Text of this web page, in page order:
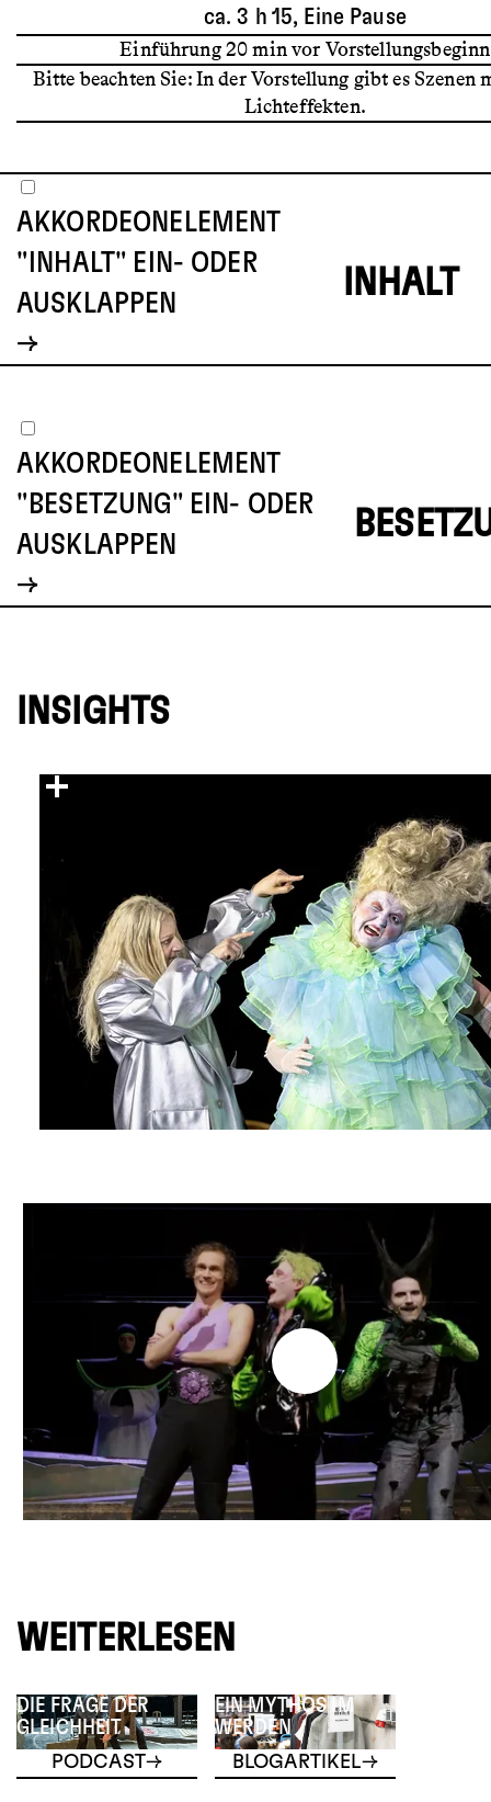
ca. 3 h 15, Eine Pause
Einführung 20 min vor Vorstellungsbeginn
Bitte beachten Sie: In der Vorstellung gibt es Szenen
Lichteffekten.
INHALT
AKKORDEONELEMENT
"INHALT" EIN- ODER
AUSKLAPPEN
AKKORDEONELEMENT
"BESETZUNG" EIN- ODER
AUSKLAPPEN
INSIGHTS
WEITERLESEN
DIE FRAGE DER
GLEICHHEIT
PODCAST
EIN MYTHOS IM
WERDEN
BLOGARTIKEL